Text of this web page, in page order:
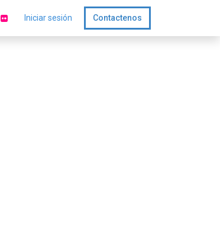
Iniciar sesión Contactenos